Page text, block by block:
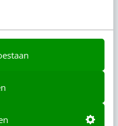
stappen]
storm het beste